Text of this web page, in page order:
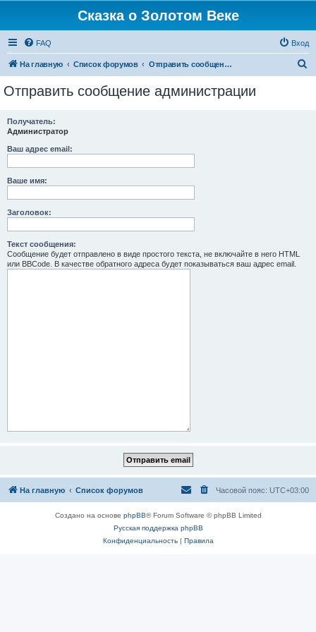
Сказка о Золотом Веке
FAQ Вход
На главную Список форумов Отправить сообщение администрации
Отправить сообщение администрации
Получатель:
Администратор
Ваш адрес email:
Ваше имя:
Заголовок:
Текст сообщения:
Сообщение будет отправлено в виде простого текста, не включайте в него HTML
или BBCode. В качестве обратного адреса будет показываться ваш адрес email.
На главную Список форумов Часовой пояс: UTC+03:00
Создано на основе phpBB® Forum Software © phpBB Limited
Русская поддержка phpBB
Конфиденциальность| Правила